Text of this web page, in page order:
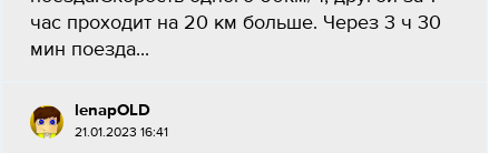
час проходит на 20 км больше. Через 3 ч 30
мин поезда...
lenapOLD
21.01.2023 16:41